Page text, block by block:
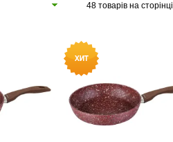
48 товарів на сторінці